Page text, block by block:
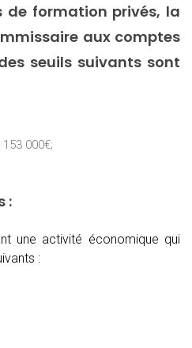
de formation privés, la
aux comptes
seuils suivants sont
000€;
:
une activité économique qui
: